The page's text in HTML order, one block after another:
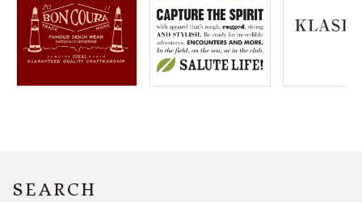
ようこそ ゲスト 様
meeting_room ログイン 会員登録
SEARCH